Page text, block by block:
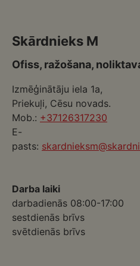
Skārdnieks M
Ofiss, ražošana,
Izmēģinātāju iela 1a,
Priekuļi, Cēsu novads.
Mob.: +37126317230
E-
pasts:
Darba laiki
darbadienās 08:00-17:00
sestdienās brīvs
svētdienās brīvs